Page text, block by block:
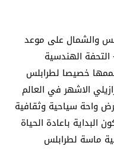
والشمال على موعد
الهندسية
خصيصا لطرابلس
الاشهر في العالم
واحة سياحية وثقافية
باعادة الحياة
ماسة لطرابلس